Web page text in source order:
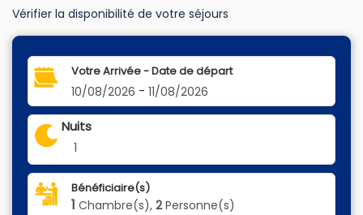
Vérifier la disponibilité de votre séjours
Votre Arrivée - Date de départ
10/08/2026 - 11/08/2026
Nuits
1
Bénéficiaire(s)
1 Chambre(s), 2Personne(s)